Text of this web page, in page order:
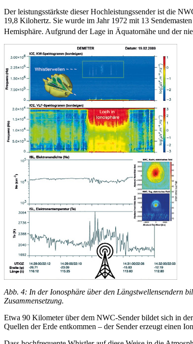
Der leistungsstärkste dieser Hochleistungssender ist die
19,8 Kilohertz. Sie wurde im Jahr 1972 mit 13
Hemisphäre. Aufgrund der Lage in Äquatornähe und der
Abb. 4: In der Ionosphäre über den Längstwellensendern
Zusammensetzung.
Etwa 90 Kilometer über dem NWC-Sender bildet sich in
Quellen der Erde entkommen – der Sender erzeugt einen